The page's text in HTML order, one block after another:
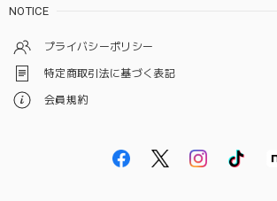
NOTICE
プライバシーポリシー
特定商取引法に基づく表記
会員規約